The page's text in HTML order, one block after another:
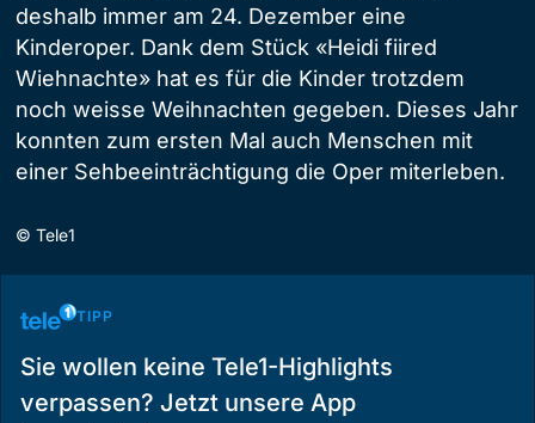
deshalb immer am 24. Dezember eine
Kinderoper. Dank dem Stück «Heidi fiired
Wiehnachte» hat es für die Kinder trotzdem
noch weisse Weihnachten gegeben. Dieses Jahr
konnten zum ersten Mal auch Menschen mit
einer Sehbeeinträchtigung die Oper miterleben.
© Tele1
TIPP
Sie wollen keine Tele1-Highlights
verpassen? Jetzt unsere App